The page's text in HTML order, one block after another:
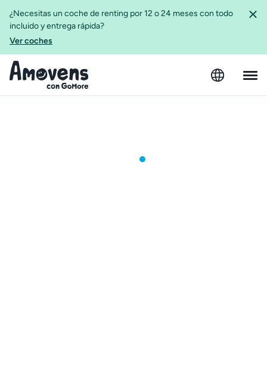
¿Necesitas un coche de renting por 12 o 24 meses con todo
incluido y entrega rápida?
Ver coches